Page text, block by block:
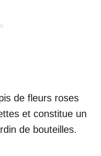
de fleurs roses
et constitue un
de bouteilles.